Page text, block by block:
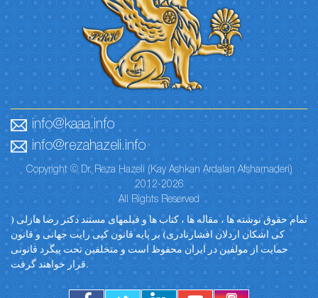
info@kaaa.info
info@rezahazeli.info
Copyright © Dr. Reza Hazeli (Kay Ashkan Ardalan Afsharnaderi)
2012-2026
All Rights Reserved
تمام حقوق نوشته ها ، مقاله ها ، کتاب ها و فیلمهای مستند دکتر رضا هازلی (
کی اشکان اردلان افشارنادری) بر پایه قانون کپی رایت جهانی و قانون
حمایت از مولفین در ایران محفوظ است و متخلفین تحت پیگرد قانونی
قرار خواهند گرفت.